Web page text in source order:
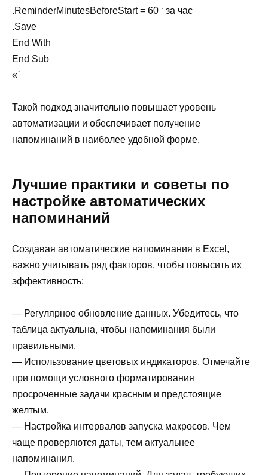
.ReminderMinutesBeforeStart = 60 ‘ за час
.Save
End With
End Sub
«`
Такой подход значительно повышает уровень
автоматизации и обеспечивает получение
напоминаний в наиболее удобной форме.
Лучшие практики и советы по
настройке автоматических
напоминаний
Создавая автоматические напоминания в Excel,
важно учитывать ряд факторов, чтобы повысить их
эффективность:
— Регулярное обновление данных. Убедитесь, что
таблица актуальна, чтобы напоминания были
правильными.
— Использование цветовых индикаторов. Отмечайте
при помощи условного форматирования
просроченные задачи красным и предстоящие
желтым.
— Настройка интервалов запуска макросов. Чем
чаще проверяются даты, тем актуальнее
напоминания.